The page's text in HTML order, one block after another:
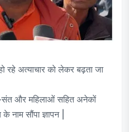
रहे अत्याचार को लेकर बढ़ता जा
संत और महिलाओं सहित अनेकों
नाम सौंपा ज्ञापन |